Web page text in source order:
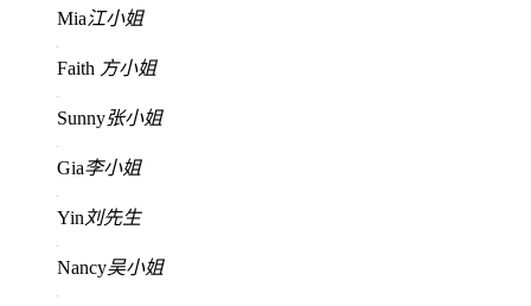
Mia江小姐
Faith 方小姐
Sunny张小姐
Gia李小姐
Yin 刘先生
Nancy吴小姐